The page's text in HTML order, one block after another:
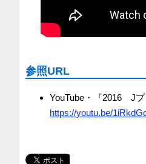
参照URL
YouTube・『2016 J
https://youtu.be/